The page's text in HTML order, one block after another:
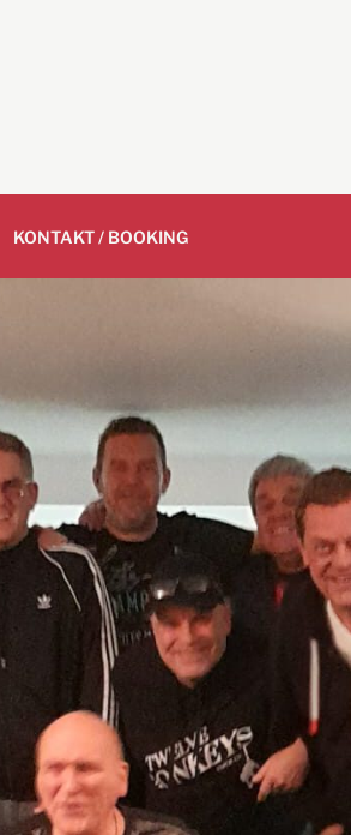
KONTAKT / BOOKING